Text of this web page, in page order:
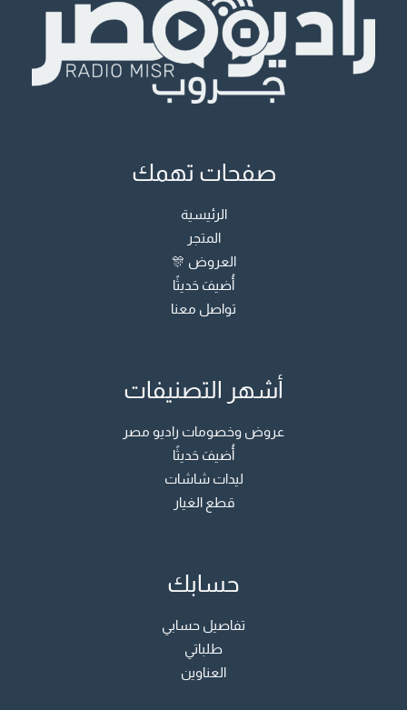
صفحات تهمك
الرئيسية
المتجر
العروض 🎊
أُضيفَ حَديثًا
تواصل معنا
أشهر التصنيفات
عروض وخصومات راديو مصر
أُضيفَ حَديثًا
ليدات شاشات
قطع الغيار
حسابك
تفاصيل حسابي
طلباتي
العناوين